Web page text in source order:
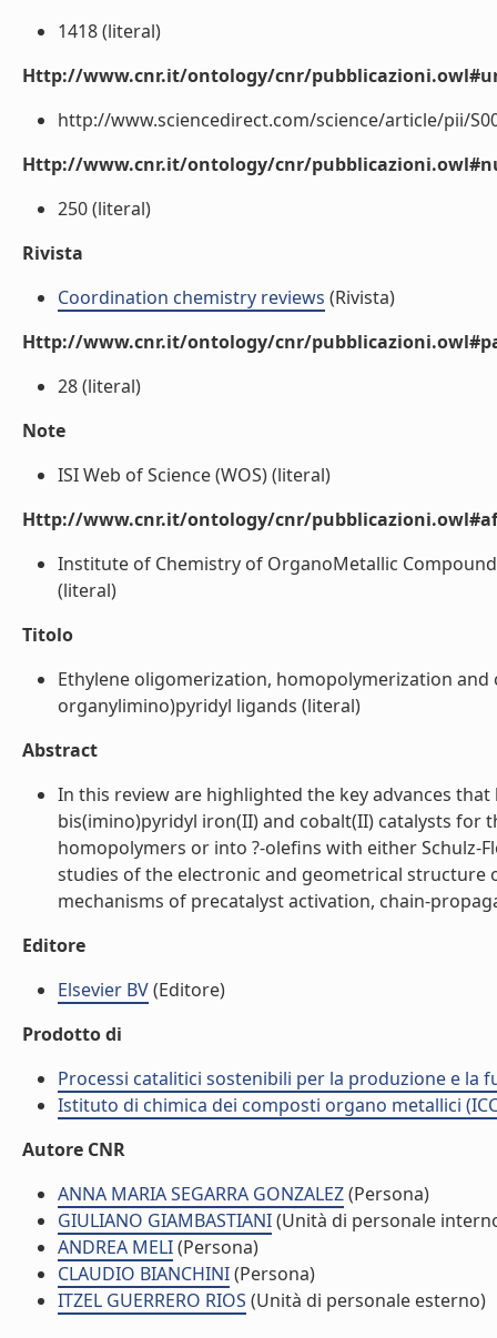
1418 (literal)
Http://www.cnr.it/ontology/cnr/
http://www.sciencedirect.com/science/article/pii/
Http://www.cnr.it/ontology/cnr/
250 (literal)
Rivista
Coordination chemistry reviews (Rivista)
Http://www.cnr.it/ontology/cnr/
28 (literal)
Note
ISI Web of Science (WOS) (literal)
Http://www.cnr.it/ontology/cnr/
Institute of Chemistry of OrganoMetallic
(literal)
Titolo
Ethylene oligomerization, homopolymerization
organylimino)pyridyl ligands (literal)
Abstract
In this review are highlighted the key advances
bis(imino)pyridyl iron(II) and cobalt(II) catalysts
homopolymers or into ?-olefins with either
studies of the electronic and geometrical structure
mechanisms of precatalyst activation, chain-
Editore
Elsevier BV(Editore)
Prodotto di
Processi catalitici sostenibili per la produzione e la
Istituto di chimica dei composti organo metallici
Autore CNR
ANNA MARIA SEGARRA GONZALEZ(Persona)
GIULIANO GIAMBASTIANI(Unità di personale
ANDREA MELI(Persona)
CLAUDIO BIANCHINI(Persona)
ITZEL GUERRERO RIOS (Unità di personale esterno)